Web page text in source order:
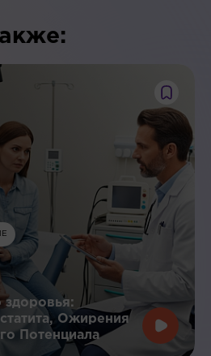
здоровья:
Ожирения
Потенциала